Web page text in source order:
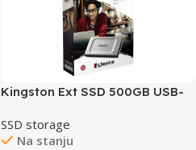
Kingston Ext SSD 500GB USB-
SSD storage
Na stanju